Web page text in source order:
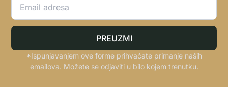
PREUZMI
*Ispunjavanjem ove forme prihvaćate primanje naših
emailova. Možete se odjaviti u bilo kojem trenutku.